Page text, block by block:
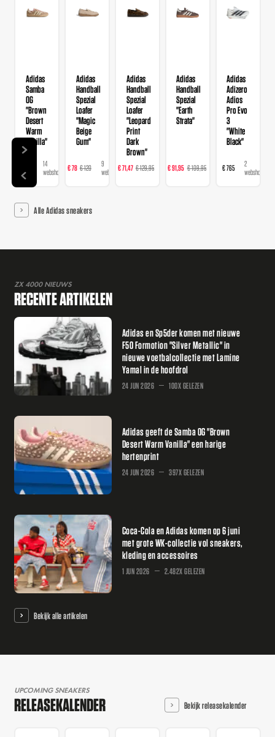
Adidas
Samba
OG
"Brown
Desert
Warm
Vanilla"
14
webshops
Adidas
Handball
Spezial
Loafer
"Magic
Beige
Gum"
€ 78 € 120
9
webshops
Adidas
Handball
Spezial
Loafer
"Leopard
Print
Dark
Brown"
€ 71,47 € 129,95
16
webshops
Adidas
Handball
Spezial
"Earth
Strata"
€ 91,95 € 109,95
webshops
Adidas
Adizero
Adios
Pro Evo
3
"White
Black"
€ 765
2
webshops
Alle Adidas sneakers
ZX 4000 NIEUWS
RECENTE ARTIKELEN
Adidas en Sp5der komen met nieuwe
F50 Formotion "Silver Metallic" in
nieuwe voetbalcollectie met Lamine
Yamal in de hoofdrol
24 JUN 2026 100X GELEZEN
Adidas geeft de Samba OG "Brown
Desert Warm Vanilla" een harige
hertenprint
24 JUN 2026 397X GELEZEN
Coca-Cola en Adidas komen op 6 juni
met grote WK-collectie vol sneakers,
kleding en accessoires
1 JUN 2026 2.482X GELEZEN
Bekijk alle artikelen
UPCOMING SNEAKERS
RELEASEKALENDER Bekijk releasekalender